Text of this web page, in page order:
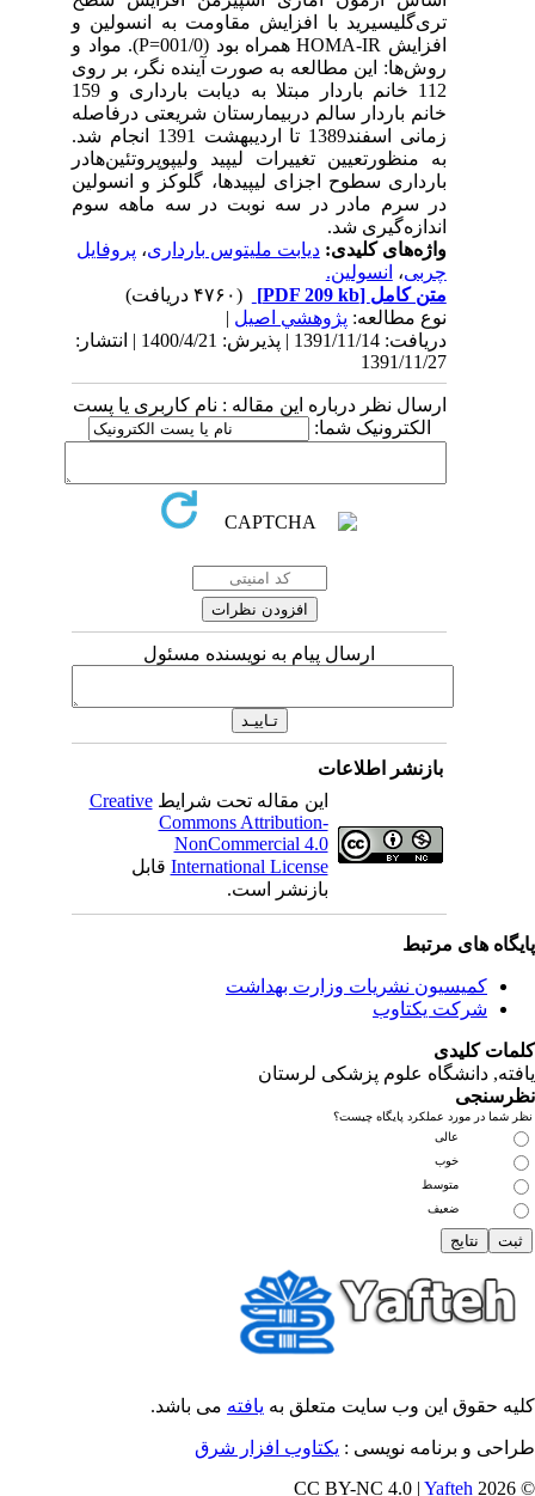
تری‌گلیسیرید با افزایش مقاومت به انسولین و
افزایش HOMA-IR همراه بود (001/0=P). مواد و
روش‌ها: این مطالعه به صورت آینده نگر، بر روی
112 خانم باردار مبتلا به دیابت بارداری و 159
خانم باردار سالم دربیمارستان شریعتی درفاصله
زمانی اسفند1389 تا اردیبهشت 1391 انجام شد.
به منظورتعیین تغییرات لیپید ولیپوپروتئین‌هادر
بارداری سطوح اجزای لیپیدها، گلوکز و انسولین
در سرم مادر در سه نوبت در سه ماهه سوم
اندازه‌گیری شد.
واژه‌های کلیدی:دیابت ملیتوس بارداری،پروفایل
چربی،انسولین.
متن کامل[PDF 209 kb]
نوع مطالعه:پژوهشي اصیل|
دریافت: 1391/11/14 | پذیرش: 1400/4/21 | انتشار:
1391/11/27
ارسال نظر درباره این مقاله : نام کاربری یا پست
الکترونیک شما:
ارسال پیام به نویسنده مسئول
بازنشر اطلاعات
این مقاله تحت شرایطCreative
Commons Attribution-
NonCommercial 4.0
International Licenseقابل
بازنشر است.
های مرتبط
کمیسیون نشریات وزارت بهداشت
شرکت یکتاوب
کلیدی
, دانشگاه علوم پزشکی لرستان
شما در مورد عملکرد پایگاه چیست؟
عالی
خوب
متوسط
ضعیف
حقوق این وب سایت متعلق بهیافتهمی باشد.
و برنامه نویسی : یکتاوب افزار شرق
©
Yafteh